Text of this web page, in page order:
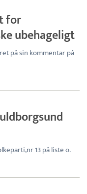
for
ubehageligt
på sin kommentar på
13 på liste o.